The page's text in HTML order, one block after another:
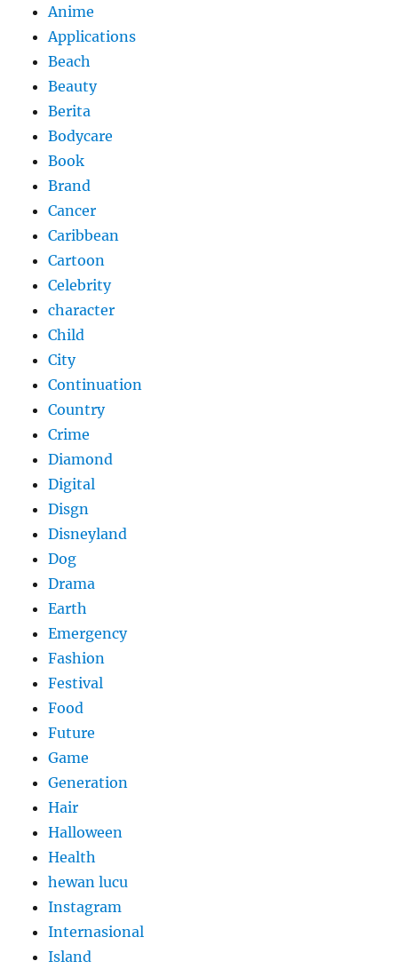
Anime
Applications
Beach
Beauty
Berita
Bodycare
Book
Brand
Cancer
Caribbean
Cartoon
Celebrity
character
Child
City
Continuation
Country
Crime
Diamond
Digital
Disgn
Disneyland
Dog
Drama
Earth
Emergency
Fashion
Festival
Food
Future
Game
Generation
Hair
Halloween
Health
hewan lucu
Instagram
Internasional
Island